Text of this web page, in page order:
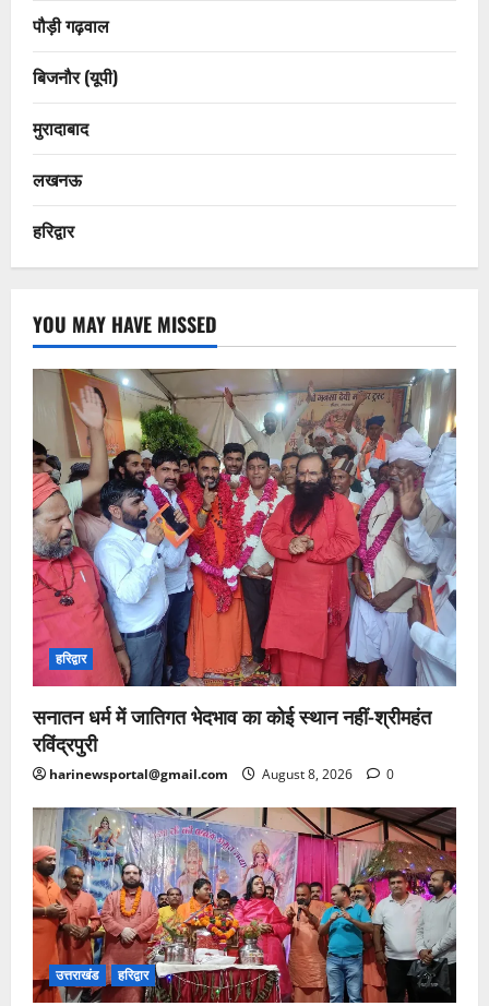
पौड़ी गढ़वाल
बिजनौर (यूपी)
मुरादाबाद
लखनऊ
हरिद्वार
YOU MAY HAVE MISSED
हरिद्वार
सनातन धर्म में जातिगत भेदभाव का कोई स्थान नहीं-श्रीमहंत
रविंद्रपुरी
harinewsportal@gmail.com August 8, 2026 0
उत्तराखंड हरिद्वार